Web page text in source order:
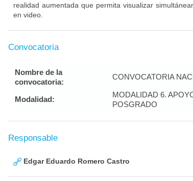
realidad aumentada que permita visualizar
en video.
Convocatoria
Nombre de la
convocatoria:
CONVOCATORIA
Modalidad:
MODALIDAD 6.
POSGRADO
Responsable
Edgar Eduardo Romero Castro